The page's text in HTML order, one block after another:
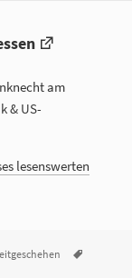
am
& US-
lesenswerten